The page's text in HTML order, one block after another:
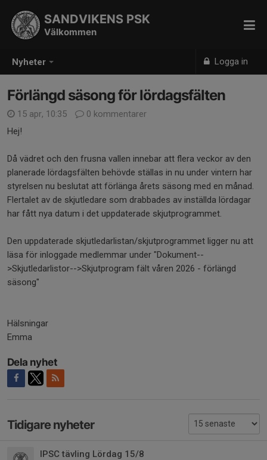
Nyheter Logga in
SANDVIKENS PSK
Välkommen
Förlängd säsong för lördagsfälten
15 apr, 10:35
0 kommentarer
Hej!
Då vädret och den frusna vallen innebar att flera veckor av den
planerade lördagsfälten behövde ställas in nu under vintern har
styrelsen nu beslutat att förlänga årets säsong med en månad.
Flertalet av de skjutledare som drabbades av inställda lördagar
har fått nya datum i det uppdaterade skjutprogrammet.
Den uppdaterade skjutledarlistan/skjutprogrammet ligger nu att
läsa för inloggade medlemmar under "Dokument--
>Skjutledarlistor-->Skjutprogram fält våren 2026 - förlängd
säsong"
Hälsningar
Emma
Dela nyhet
Tidigare nyheter
IPSC tävling Lördag 15/8